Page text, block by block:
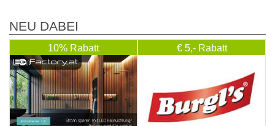
NEU DABEI
10% Rabatt € 5,- Rabatt